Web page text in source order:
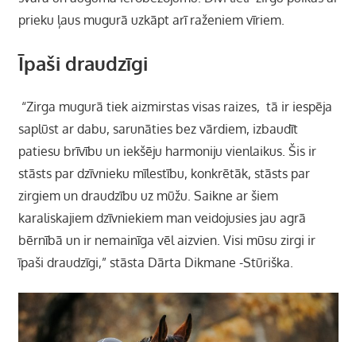
prieku ļaus mugurā uzkāpt arī raženiem vīriem.
Īpaši draudzīgi
“Zirga mugurā tiek aizmirstas visas raizes, tā ir iespēja
saplūst ar dabu, sarunāties bez vārdiem, izbaudīt
patiesu brīvību un iekšēju harmoniju vienlaikus. Šis ir
stāsts par dzīvnieku mīlestību, konkrētāk, stāsts par
zirgiem un draudzību uz mūžu. Saikne ar šiem
karaliskajiem dzīvniekiem man veidojusies jau agrā
bērnībā un ir nemainīga vēl aizvien. Visi mūsu zirgi ir
īpaši draudzīgi,” stāsta Dārta Dikmane -Stūriška.